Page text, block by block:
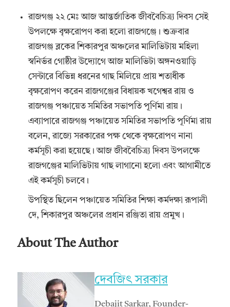
রাজগঞ্জ ২২ মেঃ আজ আন্তর্জাতিক জীববৈচিত্র্য দিবস সেই
উপলক্ষে বৃক্ষরোপণ করা হলো রাজগঞ্জে। শুক্রবার
রাজগঞ্জ ব্লকের শিকারপুর অঞ্চলের মালিভিটায় মহিলা
স্বনির্ভর গোষ্ঠীর উদ্যোগে আজ মালিভিটা অঙ্গনওয়াড়ি
সেন্টারে বিভিন্ন ধরনের গাছ মিলিয়ে প্রায় শতাধীক
বৃক্ষরোপণ করেন রাজগঞ্জের বিধায়ক খগেশ্বর রায় ও
রাজগঞ্জ পঞ্চায়েত সমিতির সভাপতি পূর্ণিমা রায়।
এব্যাপারে রাজগঞ্জ পঞ্চায়েত সমিতির সভাপতি পূর্ণিমা রায়
বলেন, রাজ্যে সরকারের পক্ষ থেকে বৃক্ষরোপণ নানা
কর্মসূচী করা হয়েছে। আজ জীববৈচিত্র্য দিবস উপলক্ষে
রাজগঞ্জের মালিভিটায় গাছ লাগানো হলো এবং আগামীতে
এই কর্মসূচী চলবে।
উপস্থিত ছিলেন পঞ্চায়েত সমিতির শিক্ষা কর্মদক্ষা রূপালী
দে, শিকারপুর অঞ্চলের প্রধান রঞ্জিতা রায় প্রমুখ।
About The Author
দেবজিৎ সরকার
Debajit Sarkar, Founder-